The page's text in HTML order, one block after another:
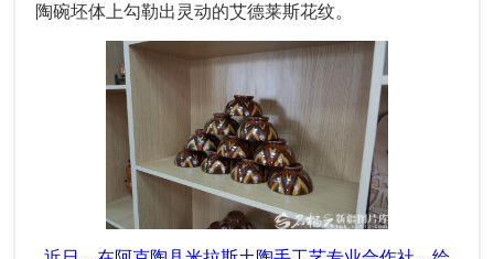
陶碗坯体上勾勒出灵动的艾德莱斯花纹。